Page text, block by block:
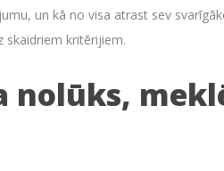
un kā no visa atrast sev
skaidriem kritērijiem.
nolūks,